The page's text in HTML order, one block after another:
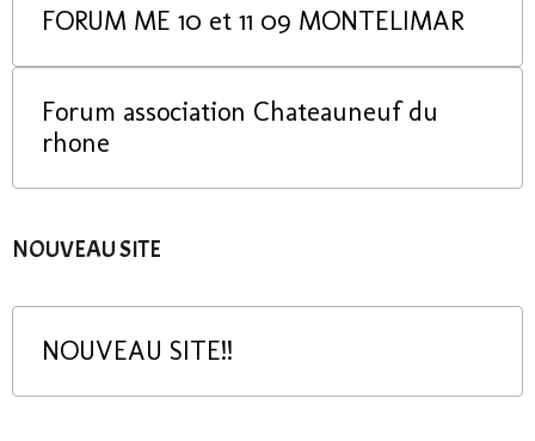
FORUM ME 10 et 11 09 MONTELIMAR
Forum association Chateauneuf du
rhone
NOUVEAU SITE
NOUVEAU SITE!!